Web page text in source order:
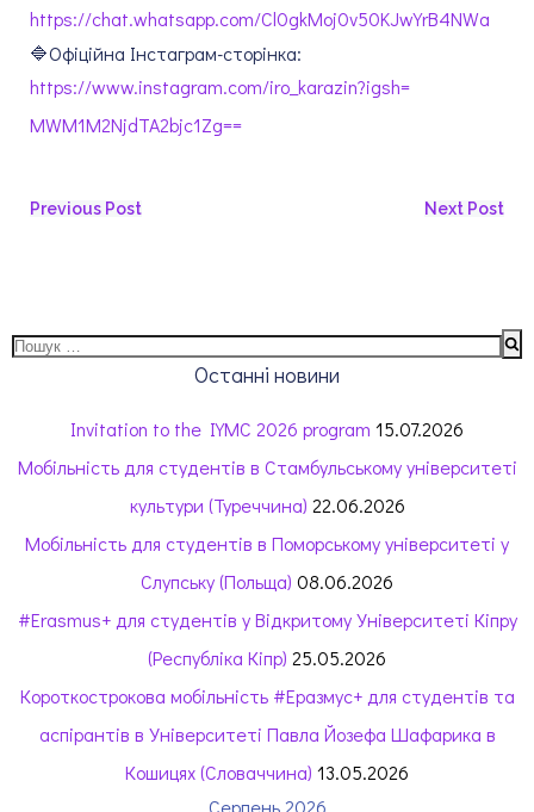
https://chat.whatsapp.com/Cl0gkMoj0v50KJwYrB4NWa
🔷Офіційна Інстаграм-сторінка:
https://www.instagram.com/iro_ karazin?igsh=
MWM1M2NjdTA2bjc1Zg==
Previous Post Next Post
Останні новини
Invitation to the IYMC 2026 program 15.07.2026
Мобільність для студентів в Стамбульському університеті
культури (Туреччина) 22.06.2026
Мобільність для студентів в Поморському університеті у
Слупську (Польща) 08.06.2026
#Erasmus+ для студентів у Відкритому Університеті Кіпру
(Республіка Кіпр) 25.05.2026
Короткострокова мобільність #Еразмус+ для студентів та
аспірантів в Університеті Павла Йозефа Шафарика в
Кошицях (Словаччина) 13.05.2026
Серпень 2026